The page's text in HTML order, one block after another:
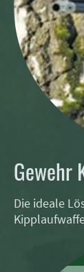
Gewehr
Die ideale